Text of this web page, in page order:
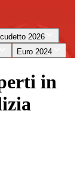
2026
Euro 2024
in